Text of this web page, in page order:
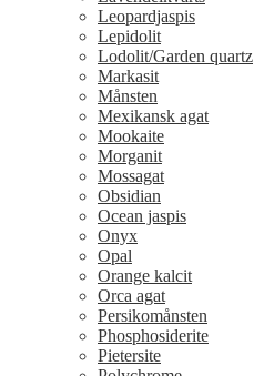
Leopardjaspis
Lepidolit
Lodolit/Garden quartz
Markasit
Månsten
Mexikansk agat
Mookaite
Morganit
Mossagat
Obsidian
Ocean jaspis
Onyx
Opal
Orange kalcit
Orca agat
Persikomånsten
Phosphosiderite
Pietersite